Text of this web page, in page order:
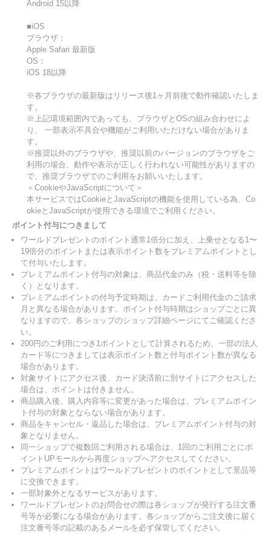
Android 15以降
■iOS
ブラウザ：
Apple Safari 最新版
OS：
iOS 18以降
※各ブラウザの最新版はリリース後1ヶ月前後で動作確認いたしま
す。
※上記環境範囲内であっても、ブラウザとOSの組み合わせによ
り、 一部表示不具合や機能がご利用いただけない場合がありま
す。
※推奨以外のブラウザや、推奨以前のバージョンのブラウザをご
利用の場合、動作や表示が正しく行われない可能性がありますの
で、推奨ブラウザでのご利用をお願いいたします。
＜CookieやJavaScriptについて＞
本サービスではCookieとJavaScriptの機能を使用している為、Co
okieとJavaScriptが使用できる環境でご利用ください。
ポイント付与につきまして
ワールドプレゼントのポイント通常1倍分に加え、上乗せとなる1〜
19倍分のポイントまたは表示ポイント数をプレミアムポイントとし
て付与いたします。
プレミアムポイント付与の対象は、商品代金のみ（税・送料等を除
く）となります。
プレミアムポイントの付与予定時期は、カードご利用代金のご請求
月と異なる場合があります。ポイント付与時期はショップごとに異
なりますので、各ショップのショップ詳細ページにてご確認くださ
い。
200円のご利用につき1ポイントとして計算されるため、一部の法人
カード等につきましては表示ポイント数と付与ポイント数が異なる
場合があります。
対象サイトにアクセス後、カード決済前に別サイトにアクセスした
場合は、ポイントは付きません。
商品購入後、購入内容等に変更があった場合は、プレミアムポイン
ト付与の対象とならない場合があります。
商品をキャンセル・返品した場合は、プレミアムポイント付与の対
象となりません。
同一ショップで複数回ご利用される場合は、1回のご利用ごとにポ
イントUPモールから再度ショップへアクセスしてください。
プレミアムポイントはワールドプレゼントのポイントとして景品等
に交換できます。
一部対象外となるサービスがあります。
ワールドプレゼントのお問合せの際は各ショップが発行する注文番
号等が必要になる場合があります。各ショップからご注文後に届く
注文番号等の記載のあるメールを必ず保管してください。